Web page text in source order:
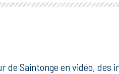
de Saintonge en vidéo,